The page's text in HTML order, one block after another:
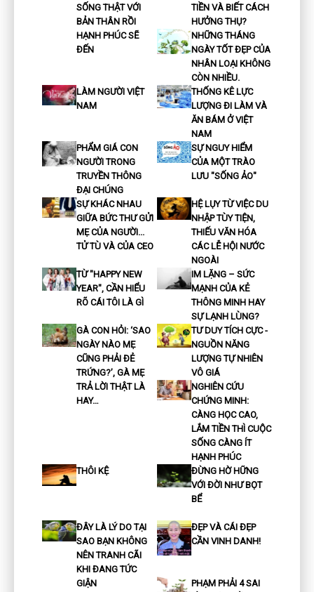
SỐNG THẬT VỚI
BẢN THÂN RỒI
HẠNH PHÚC SẼ
ĐẾN
TIỀN VÀ BIẾT CÁCH
HƯỞNG THỤ?
NHỮNG THÁNG
NGÀY TỐT ĐẸP CỦA
NHÂN LOẠI KHÔNG
CÒN NHIỀU.
LÀM NGƯỜI VIỆT
NAM
THỐNG KÊ LỰC
LƯỢNG ĐI LÀM VÀ
ĂN BÁM Ở VIỆT
NAM
PHẨM GIÁ CON
NGƯỜI TRONG
TRUYỀN THÔNG
ĐẠI CHÚNG
SỰ NGUY HIỂM
CỦA MỘT TRÀO
LƯU "SỐNG ẢO"
SỰ KHÁC NHAU
GIỮA BỨC THƯ GỬI
MẸ CỦA NGƯỜI...
TỬ TÙ VÀ CỦA CEO
HỆ LỤY TỪ VIỆC DU
NHẬP TÙY TIỆN,
THIẾU VĂN HÓA
CÁC LỄ HỘI NƯỚC
NGOÀI
TỪ "HAPPY NEW
YEAR", CẦN HIỂU
RÕ CÁI TÔI LÀ GÌ
IM LẶNG – SỨC
MẠNH CỦA KẺ
THÔNG MINH HAY
SỰ LẠNH LÙNG?
GÀ CON HỎI: ‘SAO
NGÀY NÀO MẸ
CŨNG PHẢI ĐẺ
TRỨNG?’, GÀ MẸ
TRẢ LỜI THẬT LÀ
HAY…
TƯ DUY TÍCH CỰC -
NGUỒN NĂNG
LƯỢNG TỰ NHIÊN
VÔ GIÁ
NGHIÊN CỨU
CHỨNG MINH:
CÀNG HỌC CAO,
LẮM TIỀN THÌ CUỘC
SỐNG CÀNG ÍT
HẠNH PHÚC
THÔI KỆ
ĐỪNG HỜ HỮNG
VỚI ĐỜI NHƯ BỌT
BỂ
ĐÂY LÀ LÝ DO TẠI
SAO BẠN KHÔNG
NÊN TRANH CÃI
KHI ĐANG TỨC
GIẬN
ĐẸP VÀ CÁI ĐẸP
CẦN VINH DANH!
PHẠM PHẢI 4 SAI